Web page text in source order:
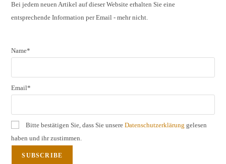
Bei jedem neuen Artikel auf dieser Website erhalten Sie eine
entsprechende Information per Email - mehr nicht.
Name*
Email*
Bitte bestätigen Sie, dass Sie unsereDatenschutzerklärung gelesen
haben und ihr zustimmen.